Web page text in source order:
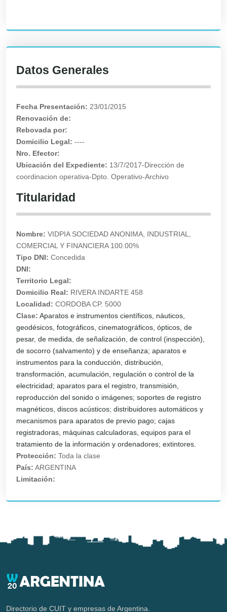
Datos Generales
Fecha Presentación: 23/01/2015
Renovación de:
Rebovada por:
Domicilio Legal: ----
Nro. Efector:
Ubicación del Expediente: 13/7/2017-Dirección de
coordinacion operativa-Dpto. Operativo-Archivo
Titularidad
Nombre: VIDPIA SOCIEDAD ANONIMA, INDUSTRIAL,
COMERCIAL Y FINANCIERA 100.00%
Tipo DNI: Concedida
DNI:
Territorio Legal:
Domicilio Real: RIVERA INDARTE 458
Localidad: CORDOBA CP. 5000
Clase: Aparatos e instrumentos científicos, náuticos,
geodésicos, fotográficos, cinematográficos, ópticos, de
pesar, de medida, de señalización, de control (inspección),
de socorro (salvamento) y de enseñanza; aparatos e
instrumentos para la conducción, distribución,
transformación, acumulación, regulación o control de la
electricidad; aparatos para el registro, transmisión,
reproducción del sonido o imágenes; soportes de registro
magnéticos, discos acústicos; distribuidores automáticos y
mecanismos para aparatos de previo pago; cajas
registradoras, máquinas calculadoras, equipos para el
tratamiento de la información y ordenadores; extintores.
Protección: Toda la clase
País: ARGENTINA
Limitación:
Directorio de CUIT y empresas de Argentina.